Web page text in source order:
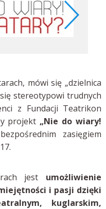
mówi się „dzielnica
stereotypowi trudnych
z Fundacji Teatrikon
projekt „Nie do wiary!
zasięgiem
jest umożliwienie
i pasji dzięki
kuglarskim,